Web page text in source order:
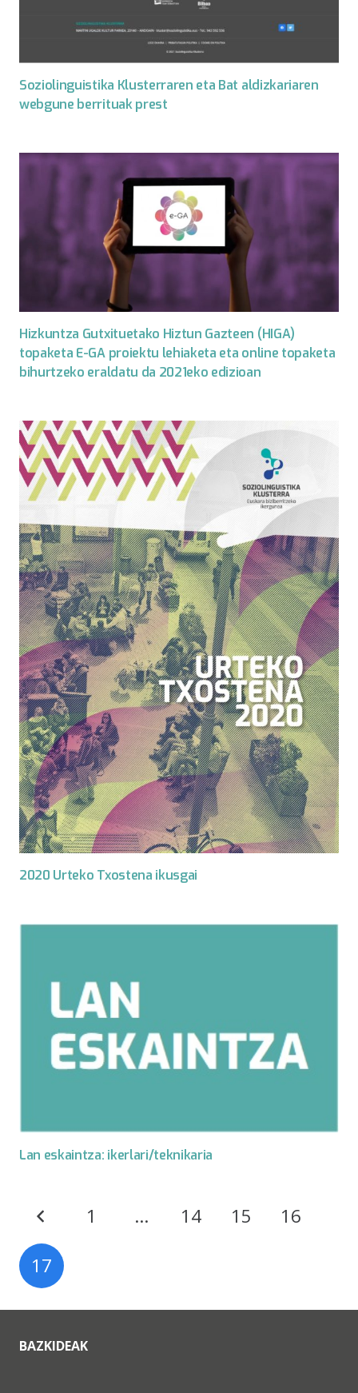
Soziolinguistika Klusterraren eta Bat aldizkariaren
webgune berrituak prest
Hizkuntza Gutxituetako Hiztun Gazteen (HIGA)
topaketa E-GA proiektu lehiaketa eta online topaketa
bihurtzeko eraldatu da 2021eko edizioan
2020 Urteko Txostena ikusgai
Lan eskaintza: ikerlari/teknikaria
1 … 14 15 16
17
BAZKIDEAK